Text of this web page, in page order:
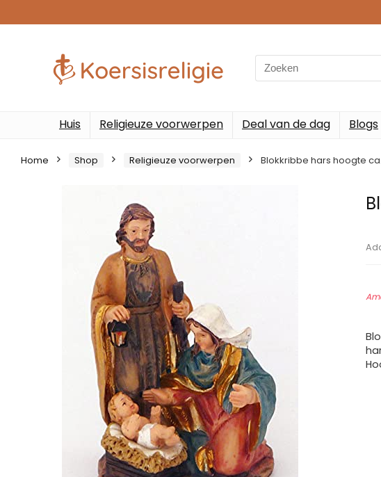
Search
for:
Huis Religieuze voorwerpen Deal van de dag Blogs
Home Shop Religieuze voorwerpen Blokkribbe hars hoogte